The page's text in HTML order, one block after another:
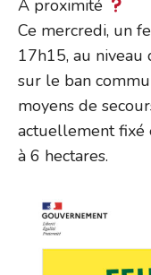
A proximité
Ce mercredi, un
17h15, au niveau
sur le ban
moyens de
actuellement fixé
à 6 hectares.